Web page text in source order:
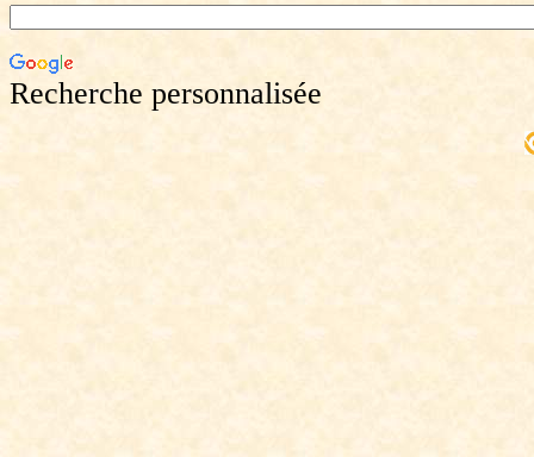
Recherche personnalisée